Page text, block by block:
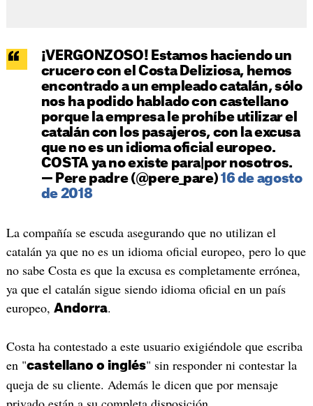
¡VERGONZOSO! Estamos haciendo un
crucero con el Costa Deliziosa, hemos
encontrado a un empleado catalán, sólo
nos ha podido hablado con castellano
porque la empresa le prohíbe utilizar el
catalán con los pasajeros, con la excusa
que no es un idioma oficial europeo.
COSTA ya no existe para|por nosotros.
— Pere padre (@pere_pare) 16 de agosto
de 2018
La compañía se escuda asegurando que no utilizan el
catalán ya que no es un idioma oficial europeo, pero lo que
no sabe Costa es que la excusa es completamente errónea,
ya que el catalán sigue siendo idioma oficial en un país
europeo, Andorra.
Costa ha contestado a este usuario exigiéndole que escriba
en "castellano o inglés" sin responder ni contestar la
queja de su cliente. Además le dicen que por mensaje